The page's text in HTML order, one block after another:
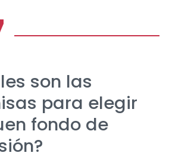
son las
para elegir
fondo de